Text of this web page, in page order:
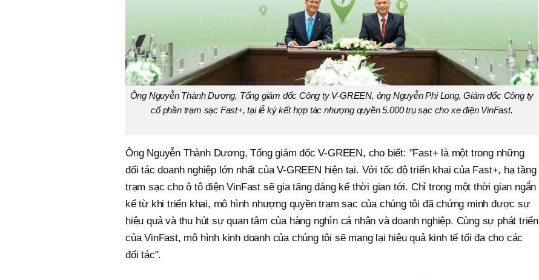
Ông Nguyễn Thành Dương, Tổng giám đốc Công ty V-GREEN, ông Nguyễn Phi Long, Giám đốc Công ty
cổ phần trạm sạc Fast+, tại lễ ký kết hợp tác nhượng quyền 5.000 trụ sạc cho xe điện VinFast.
Ông Nguyễn Thành Dương, Tổng giám đốc V-GREEN, cho biết: "Fast+ là một trong những
đối tác doanh nghiệp lớn nhất của V-GREEN hiện tại. Với tốc độ triển khai của Fast+, hạ tầng
trạm sạc cho ô tô điện VinFast sẽ gia tăng đáng kể thời gian tới. Chỉ trong một thời gian ngắn
kể từ khi triển khai, mô hình nhượng quyền trạm sạc của chúng tôi đã chứng minh được sự
hiệu quả và thu hút sự quan tâm của hàng nghìn cá nhân và doanh nghiệp. Cùng sự phát triển
của VinFast, mô hình kinh doanh của chúng tôi sẽ mang lại hiệu quả kinh tế tối đa cho các
đối tác".